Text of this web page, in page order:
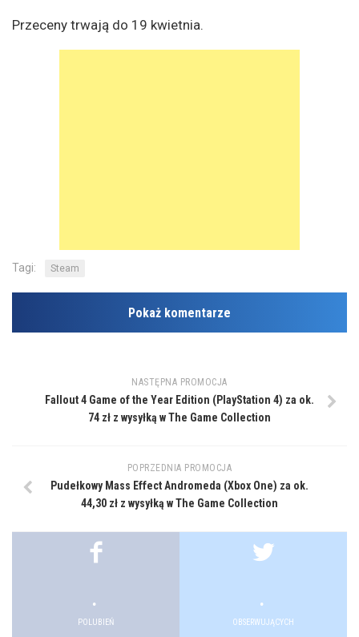
Przeceny trwają do 19 kwietnia.
Tagi: Steam
Pokaż komentarze
NASTĘPNA PROMOCJA
Fallout 4 Game of the Year Edition (PlayStation 4) za ok.
74 zł z wysyłką w The Game Collection
POPRZEDNIA PROMOCJA
Pudełkowy Mass Effect Andromeda (Xbox One) za ok.
44,30 zł z wysyłką w The Game Collection
..
POLUBIEŃ
.
OBSERWUJĄCYCH